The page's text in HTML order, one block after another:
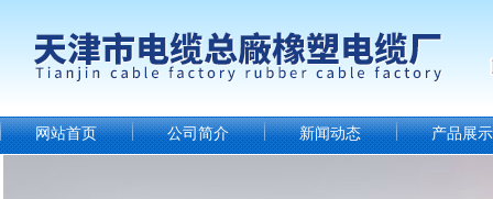
网站首页 公司简介 新闻动态 产品展示